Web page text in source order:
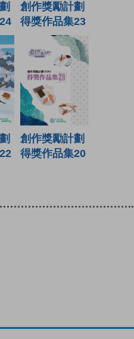
創作獎勵計劃
得獎作品集23
創作獎勵計劃
得獎作品集20